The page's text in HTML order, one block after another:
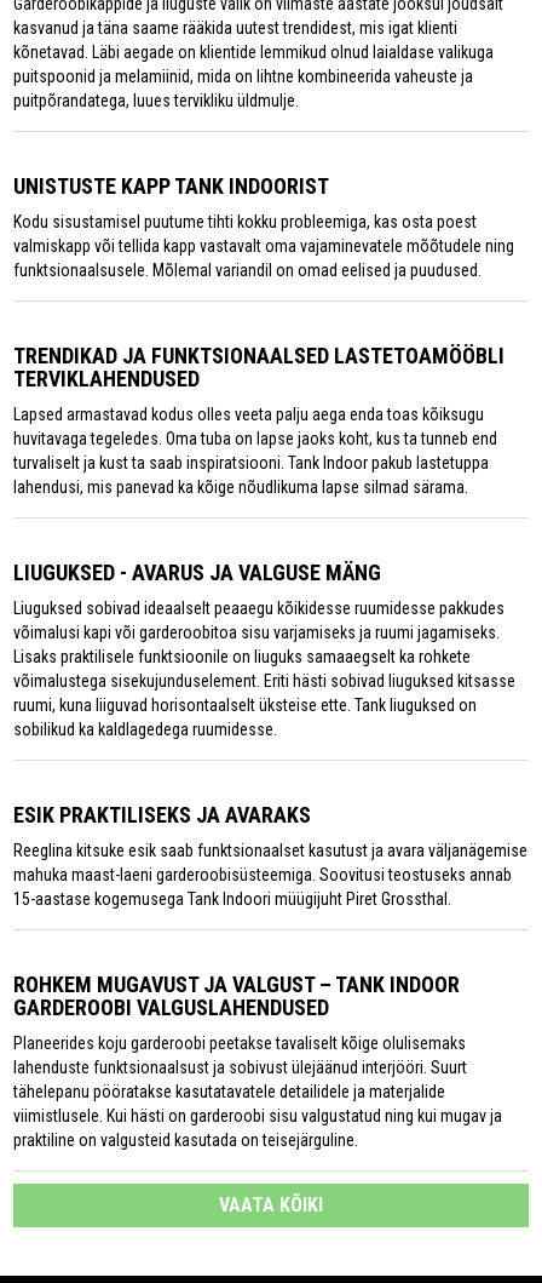
Garderoobikappide ja liuguste valik on viimaste aastate jooksul jõudsalt
kasvanud ja täna saame rääkida uutest trendidest, mis igat klienti
kõnetavad. Läbi aegade on klientide lemmikud olnud laialdase valikuga
puitspoonid ja melamiinid, mida on lihtne kombineerida vaheuste ja
puitpõrandatega, luues tervikliku üldmulje.
UNISTUSTE KAPP TANK INDOORIST
Kodu sisustamisel puutume tihti kokku probleemiga, kas osta poest
valmiskapp või tellida kapp vastavalt oma vajaminevatele mõõtudele ning
funktsionaalsusele. Mõlemal variandil on omad eelised ja puudused.
TRENDIKAD JA FUNKTSIONAALSED LASTETOAMÖÖBLI
TERVIKLAHENDUSED
Lapsed armastavad kodus olles veeta palju aega enda toas kõiksugu
huvitavaga tegeledes. Oma tuba on lapse jaoks koht, kus ta tunneb end
turvaliselt ja kust ta saab inspiratsiooni. Tank Indoor pakub lastetuppa
lahendusi, mis panevad ka kõige nõudlikuma lapse silmad särama.
LIUGUKSED - AVARUS JA VALGUSE MÄNG
Liuguksed sobivad ideaalselt peaaegu kõikidesse ruumidesse pakkudes
võimalusi kapi või garderoobitoa sisu varjamiseks ja ruumi jagamiseks.
Lisaks praktilisele funktsioonile on liuguks samaaegselt ka rohkete
võimalustega sisekujunduselement. Eriti hästi sobivad liuguksed kitsasse
ruumi, kuna liiguvad horisontaalselt üksteise ette. Tank liuguksed on
sobilikud ka kaldlagedega ruumidesse.
ESIK PRAKTILISEKS JA AVARAKS
Reeglina kitsuke esik saab funktsionaalset kasutust ja avara väljanägemise
mahuka maast-laeni garderoobisüsteemiga. Soovitusi teostuseks annab
15-aastase kogemusega Tank Indoori müügijuht Piret Grossthal.
ROHKEM MUGAVUST JA VALGUST – TANK INDOOR
GARDEROOBI VALGUSLAHENDUSED
Planeerides koju garderoobi peetakse tavaliselt kõige olulisemaks
lahenduste funktsionaalsust ja sobivust ülejäänud interjööri. Suurt
tähelepanu pööratakse kasutatavatele detailidele ja materjalide
viimistlusele. Kui hästi on garderoobi sisu valgustatud ning kui mugav ja
praktiline on valgusteid kasutada on teisejärguline.
VAATA KÕIKI